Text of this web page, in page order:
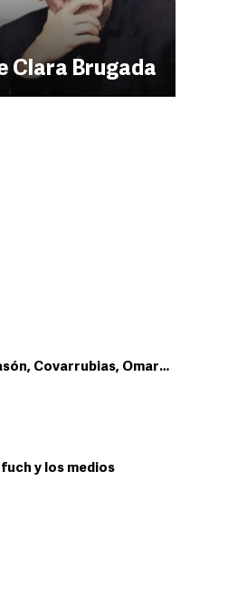
Clara Brugada
Covarrubias, Omar…
y los medios